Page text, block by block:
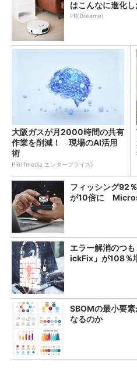
はこんなに進化し
PR(Dreame)
大阪ガスが月2000時間の共有
作業を削減！ 現場のAI活用
術
PR(ITmedia エンタープライズ)
フィッシング92
が10倍に
エラー解消のつ
ickFix」が108％
SBOMの最小要
なるのか